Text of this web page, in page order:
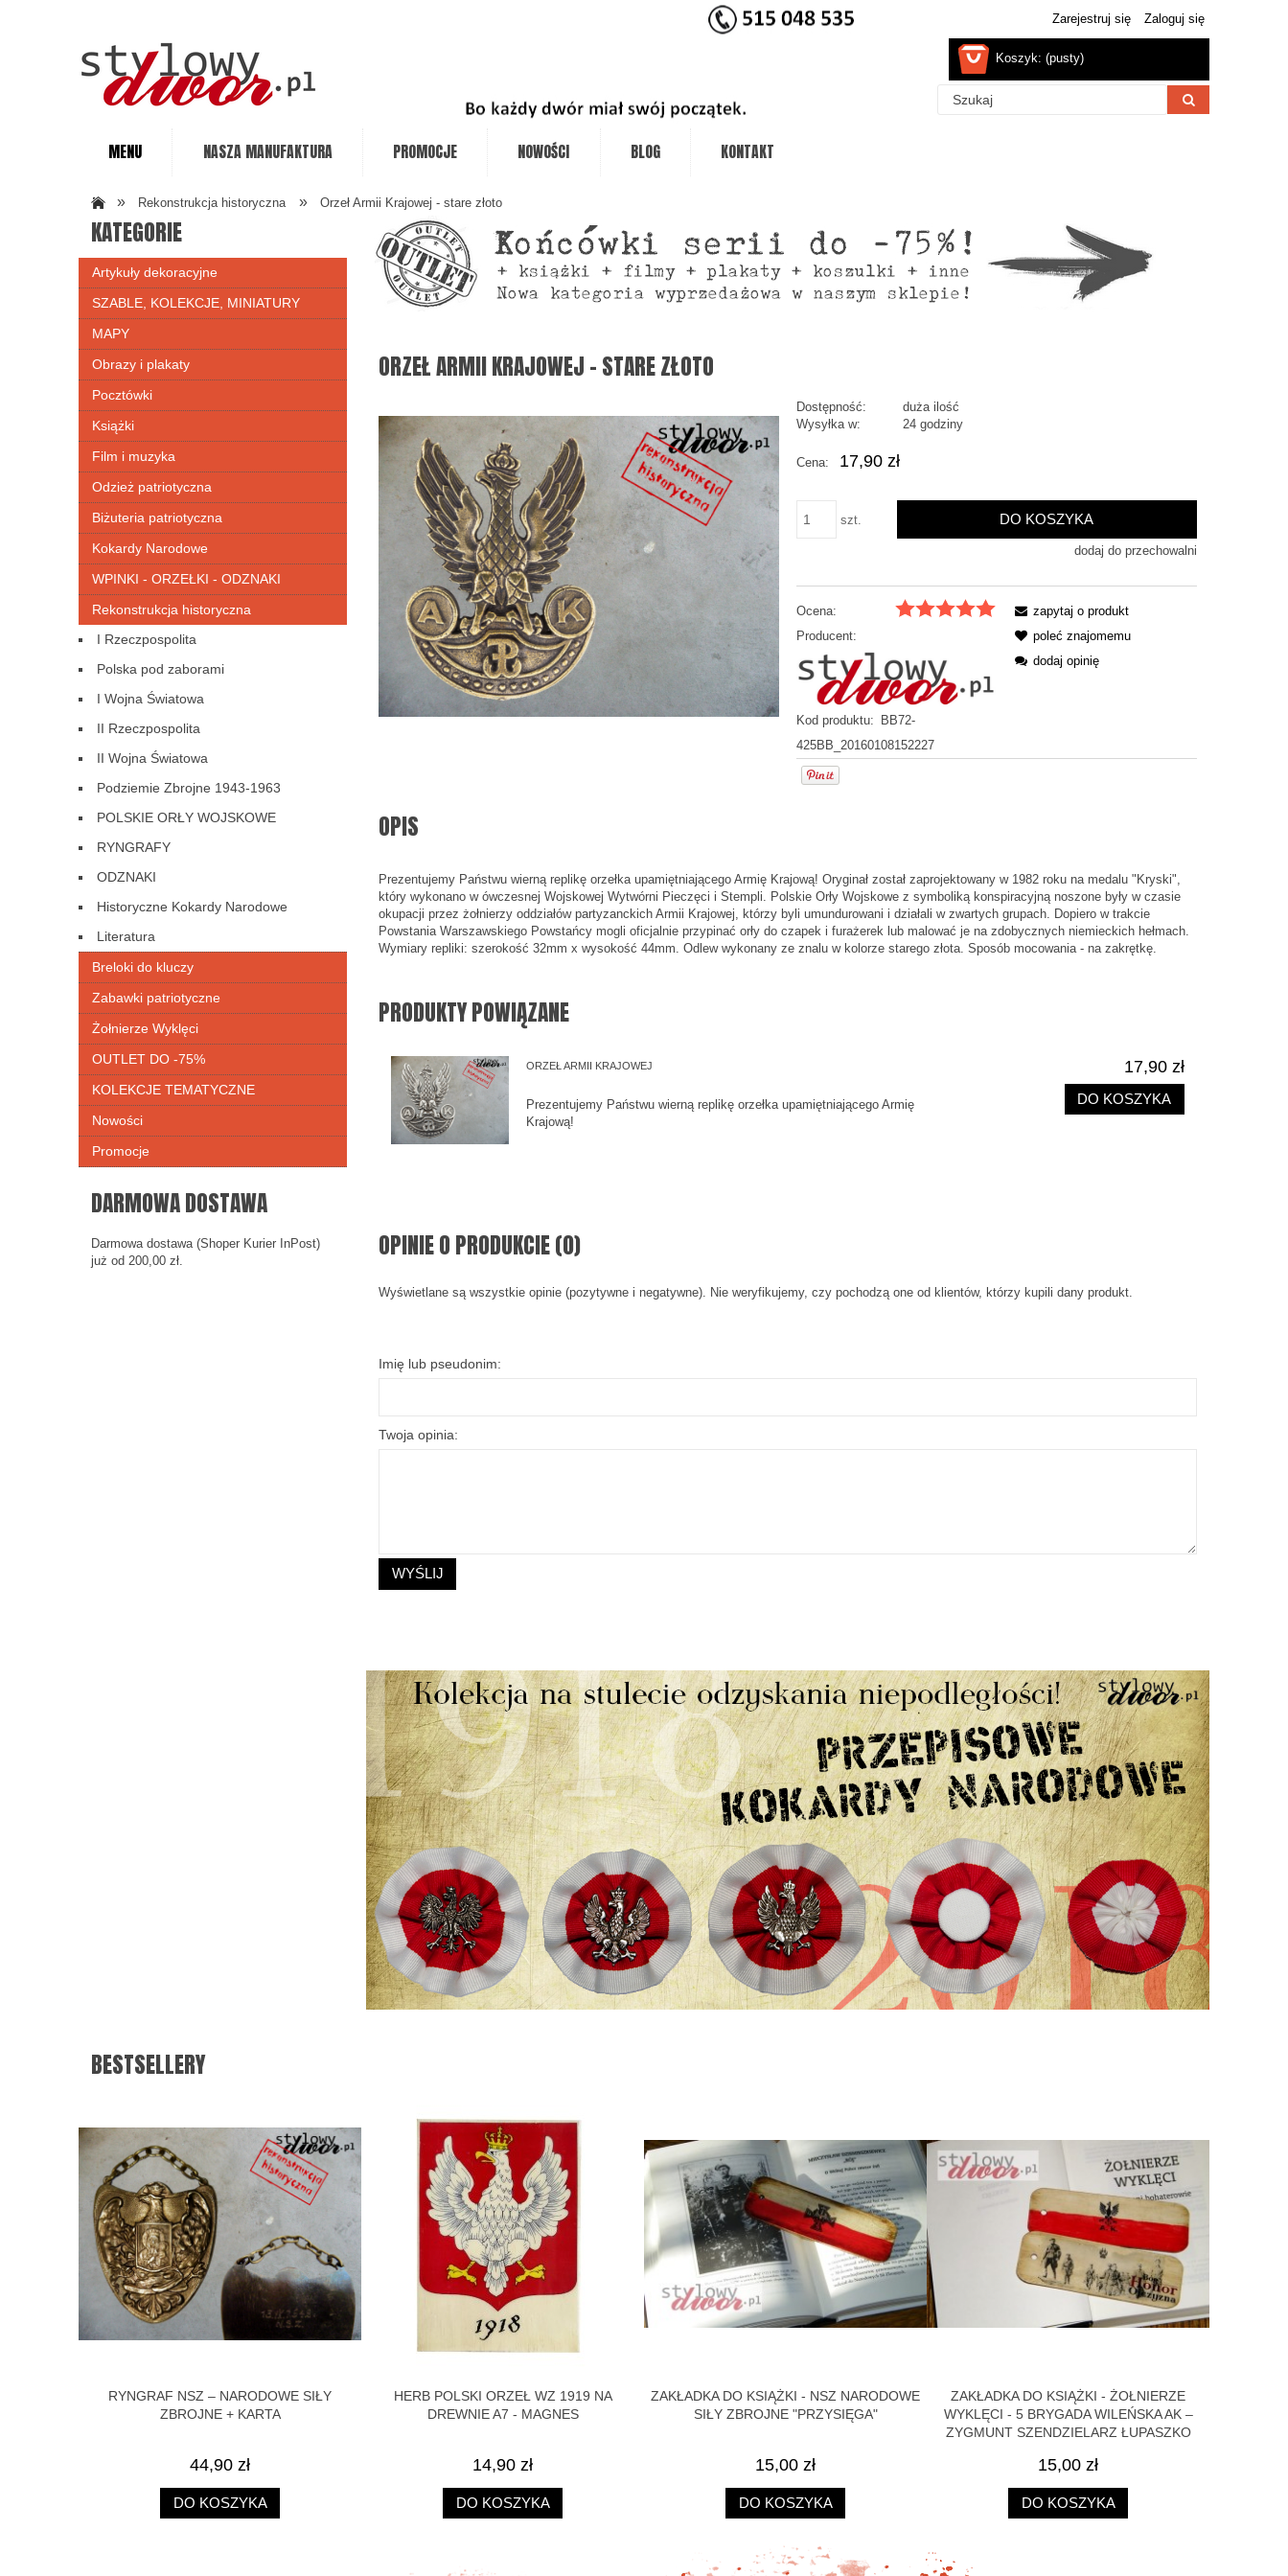
Zarejestruj się Zaloguj się
Koszyk: (pusty)
MENU NASZA MANUFAKTURA PROMOCJE NOWOŚCI BLOG KONTAKT
» Rekonstrukcja historyczna » Orzeł Armii Krajowej - stare złoto
KATEGORIE
Artykuły dekoracyjne
SZABLE, KOLEKCJE, MINIATURY
MAPY
Obrazy i plakaty
Pocztówki
Książki
Film i muzyka
Odzież patriotyczna
Biżuteria patriotyczna
Kokardy Narodowe
WPINKI - ORZEŁKI - ODZNAKI
Rekonstrukcja historyczna
I Rzeczpospolita
Polska pod zaborami
I Wojna Światowa
II Rzeczpospolita
II Wojna Światowa
Podziemie Zbrojne 1943-1963
POLSKIE ORŁY WOJSKOWE
RYNGRAFY
ODZNAKI
Historyczne Kokardy Narodowe
Literatura
Breloki do kluczy
Zabawki patriotyczne
Żołnierze Wyklęci
OUTLET DO -75%
KOLEKCJE TEMATYCZNE
Nowości
Promocje
DARMOWA DOSTAWA
Darmowa dostawa (Shoper Kurier InPost)
już od 200,00 zł.
ORZEŁ ARMII KRAJOWEJ - STARE ZŁOTO
Dostępność:
duża ilość
Wysyłka w:
24 godziny
Cena: 17,90 zł
szt. DO KOSZYKA
dodaj do przechowalni
Ocena:
Producent:
Kod produktu:
BB72-
425BB_20160108152227
zapytaj o produkt
poleć znajomemu
dodaj opinię
OPIS
Prezentujemy Państwu wierną replikę orzełka upamiętniającego Armię Krajową! Oryginał został zaprojektowany w 1982 roku na medalu "Kryski",
który wykonano w ówczesnej Wojskowej Wytwórni Pieczęci i Stempli. Polskie Orły Wojskowe z symboliką konspiracyjną noszone były w czasie
okupacji przez żołnierzy oddziałów partyzanckich Armii Krajowej, którzy byli umundurowani i działali w zwartych grupach. Dopiero w trakcie
Powstania Warszawskiego Powstańcy mogli oficjalnie przypinać orły do czapek i furażerek lub malować je na zdobycznych niemieckich hełmach.
Wymiary repliki: szerokość 32mm x wysokość 44mm. Odlew wykonany ze znalu w kolorze starego złota. Sposób mocowania - na zakrętkę.
PRODUKTY POWIĄZANE
ORZEŁ ARMII KRAJOWEJ
Prezentujemy Państwu wierną replikę orzełka upamiętniającego Armię
Krajową!
17,90 zł
DO KOSZYKA
OPINIE O PRODUKCIE (0)
Wyświetlane są wszystkie opinie (pozytywne i negatywne). Nie weryfikujemy, czy pochodzą one od klientów, którzy kupili dany produkt.
Imię lub pseudonim:
Twoja opinia:
WYŚLIJ
BESTSELLERY
RYNGRAF NSZ – NARODOWE SIŁY
ZBROJNE + KARTA
44,90 zł
DO KOSZYKA
HERB POLSKI ORZEŁ WZ 1919 NA
DREWNIE A7 - MAGNES
14,90 zł
DO KOSZYKA
ZAKŁADKA DO KSIĄŻKI - NSZ NARODOWE
SIŁY ZBROJNE "PRZYSIĘGA"
15,00 zł
DO KOSZYKA
ZAKŁADKA DO KSIĄŻKI - ŻOŁNIERZE
WYKLĘCI - 5 BRYGADA WILEŃSKA AK –
ZYGMUNT SZENDZIELARZ ŁUPASZKO
15,00 zł
DO KOSZYKA